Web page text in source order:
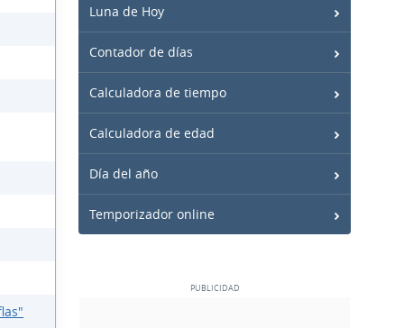
Luna de Hoy
Contador de días
Calculadora de tiempo
Calculadora de edad
Día del año
Temporizador online